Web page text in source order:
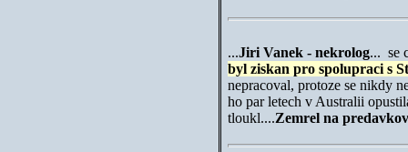
...Jiri Vanek - nekrolog... se
byl ziskan pro spolupraci s
nepracoval, protoze se nikdy
ho par letech v Australii
tloukl....Zemrel na